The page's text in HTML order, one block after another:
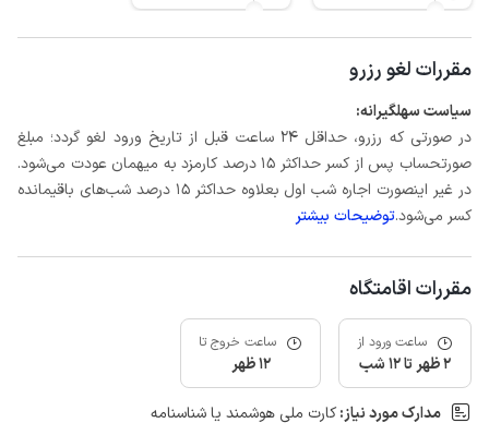
مقررات لغو رزرو
سیاست سهلگیرانه:
در صورتی که رزرو، حداقل ۲۴ ساعت قبل از تاریخ ورود لغو گردد؛ مبلغ
صورتحساب پس از کسر حداکثر 15 درصد کارمزد به میهمان عودت می‌شود.
در غیر اینصورت اجاره شب اول بعلاوه حداکثر 15 درصد شب‌های باقیمانده
کسر می‌شود.توضیحات بیشتر
مقررات اقامتگاه
ساعت ورود از
2 ظهر تا 12 شب
ساعت خروج تا
12 ظهر
مدارک مورد نیاز:کارت ملی هوشمند یا شناسنامه